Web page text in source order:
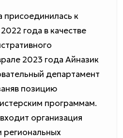
присоединилась к
года в качестве
2023 года Айназик
департамент
позицию
программам.
организация